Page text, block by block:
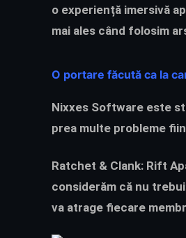
o experiență imersivă
mai ales când folosim
O portare făcută ca la
Nixxes Software este
prea multe probleme
Ratchet & Clank: Rift
considerăm că nu
va atrage fiecare